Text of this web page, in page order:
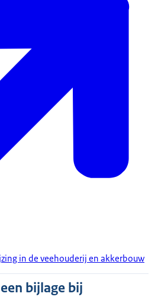
in de veehouderij en akkerbouw
bijlage bij